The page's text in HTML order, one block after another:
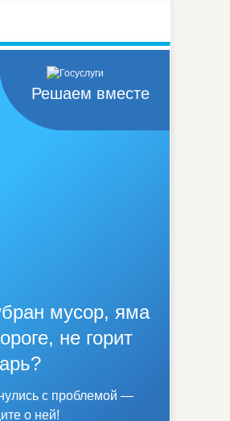
Решаем вместе
мусор, яма
не горит
с проблемой —
о ней!